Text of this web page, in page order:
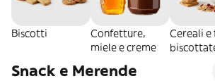
Biscotti
Confetture,
miele e creme
Cereali
Snack e Merende